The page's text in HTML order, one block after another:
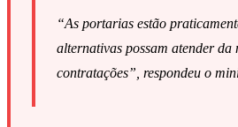
“As portarias estão
alternativas possam atender da
contratações”, respondeu o